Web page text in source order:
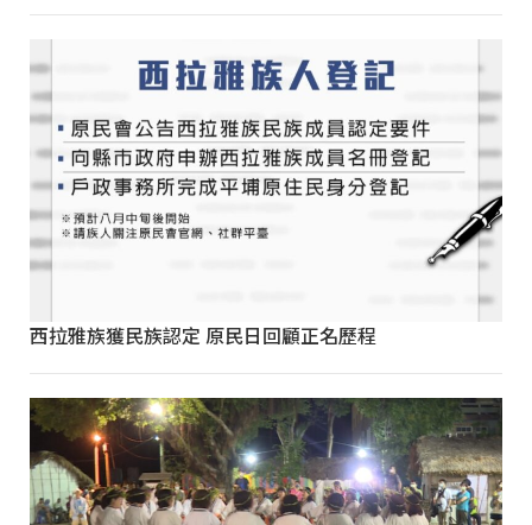
西拉雅族獲民族認定 原民日回顧正名歷程